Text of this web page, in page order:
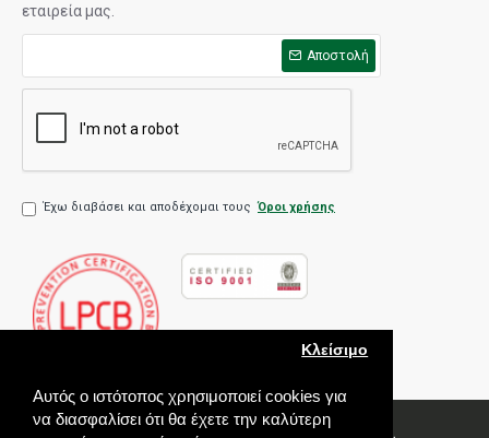
Αυτός ο ιστότοπος χρησιμοποιεί cookies για
να διασφαλίσει ότι θα έχετε την καλύτερη
Κλείσιμο
εταιρεία μας.
Αποστολή
Έχω διαβάσει και αποδέχομαι τους Όροι χρήσης